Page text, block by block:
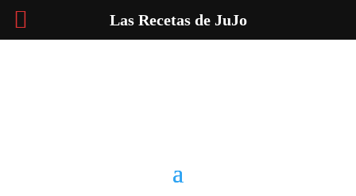
Las Recetas de JuJo